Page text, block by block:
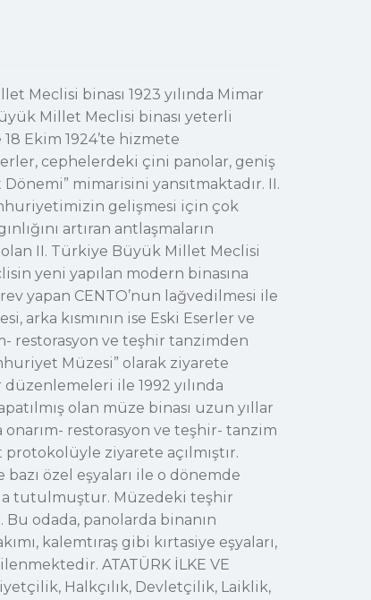
Meclisi binası 1923 yılında Mimar
Millet Meclisi binası yeterli
Ekim 1924’te hizmete
cephelerdeki çini panolar, geniş
mimarisini yansıtmaktadır. II.
gelişmesi için çok
artıran antlaşmaların
olan II. Türkiye Büyük Millet Meclisi
yeni yapılan modern binasına
yapan CENTO’nun lağvedilmesi ile
arka kısmının ise Eski Eserler ve
restorasyon ve teşhir tanzimden
Müzesi” olarak ziyarete
ile 1992 yılında
olan müze binası uzun yıllar
restorasyon ve teşhir- tanzim
ziyarete açılmıştır.
özel eşyaları ile o dönemde
tutulmuştur. Müzedeki teşhir
odada, panolarda binanın
kalemtıraş gibi kırtasiye eşyaları,
ATATÜRK İLKE VE
Halkçılık, Devletçilik, Laiklik,